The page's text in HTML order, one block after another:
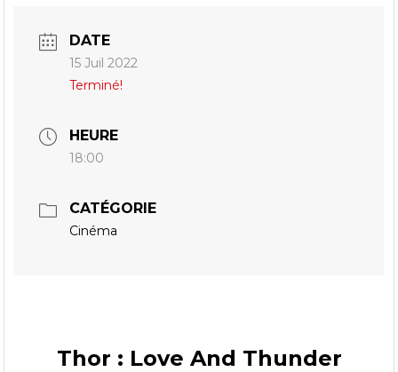
DATE
15 Juil 2022
Terminé!
HEURE
18:00
CATÉGORIE
Cinéma
Thor : Love And Thunder